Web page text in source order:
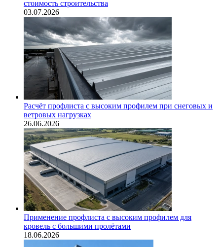
стоимость строительства
03.07.2026
Расчёт профлиста с высоким профилем при снеговых и
ветровых нагрузках
26.06.2026
Применение профлиста с высоким профилем для
кровель с большими пролётами
18.06.2026